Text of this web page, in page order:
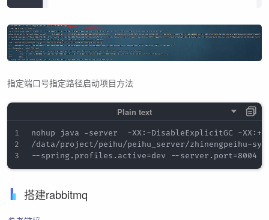
指定端口号指定路径启动项目方法
nohup java -server  -XX:-DisableExplicitGC -
/data/project/peihu/peihu_server/zhinengpeihu-
搭建rabbitmq